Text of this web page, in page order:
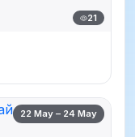
21
22 May – 24 May